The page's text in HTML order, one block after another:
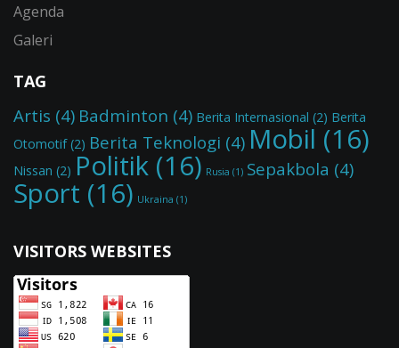
Agenda
Galeri
TAG
Artis (4) Badminton (4) Berita Internasional (2) Berita
Otomotif(2) Berita Teknologi (4) Mobil (16)
Nissan (2) Politik (16) Rusia (1) Sepakbola (4)
Sport (16) Ukraina (1)
VISITORS WEBSITES